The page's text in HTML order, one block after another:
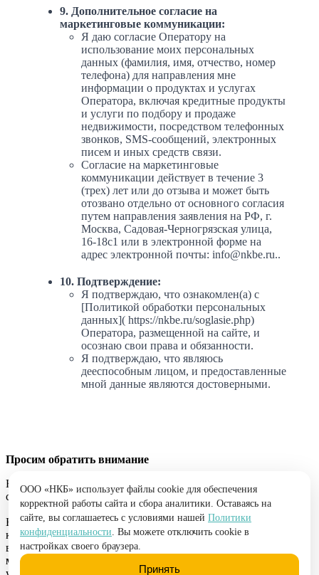
9. Дополнительное согласие на
маркетинговые коммуникации:
Я даю согласие Оператору на
использование моих персональных
данных (фамилия, имя, отчество, номер
телефона) для направления мне
информации о продуктах и услугах
Оператора, включая кредитные продукты
и услуги по подбору и продаже
недвижимости, посредством телефонных
звонков, SMS-сообщений, электронных
писем и иных средств связи.
Согласие на маркетинговые
коммуникации действует в течение 3
(трех) лет или до отзыва и может быть
отозвано отдельно от основного согласия
путем направления заявления на РФ, г.
Москва, Садовая-Черногрязская улица,
16-18с1 или в электронной форме на
адрес электронной почты: info@nkbe.ru..
10. Подтверждение:
Я подтверждаю, что ознакомлен(а) с
[Политикой обработки персональных
данных]( https://nkbe.ru/soglasie.php)
Оператора, размещенной на сайте, и
осознаю свои права и обязанности.
Я подтверждаю, что являюсь
дееспособным лицом, и предоставленные
мной данные являются достоверными.
Просим обратить внимание
Наша компания ни при каких условиях не берет денежные
средства до оказания услуги. Никогда!
Например: у вас попросили перевести средства, чтобы узнать
кредитную историю. Любые виды взимания денег до
выполнения услуги от лица компании «НКБ» -
мошенники
. Если вы столкнулись с данной проблемой или
ООО «НКБ» использует файлы cookie для обеспечения
корректной работы сайта и сбора аналитики. Оставаясь на
сайте, вы соглашаетесь с условиями нашей Политики
конфиденциальности. Вы можете отключить cookie в
настройках своего браузера.
Принять